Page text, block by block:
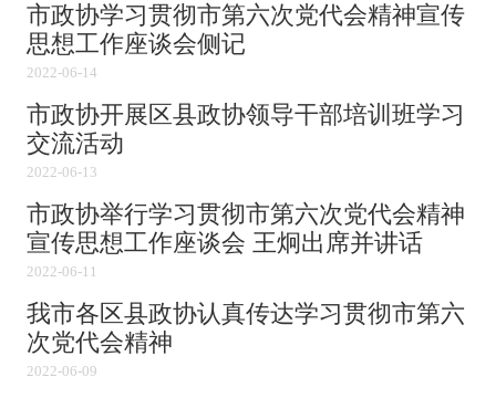
市政协学习贯彻市第六次党代会精神宣传
思想工作座谈会侧记
2022-06-14
市政协开展区县政协领导干部培训班学习
交流活动
2022-06-13
市政协举行学习贯彻市第六次党代会精神
宣传思想工作座谈会 王炯出席并讲话
2022-06-11
我市各区县政协认真传达学习贯彻市第六
次党代会精神
2022-06-09